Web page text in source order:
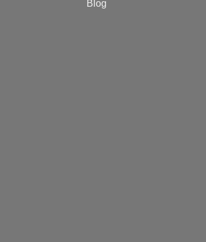
Blog